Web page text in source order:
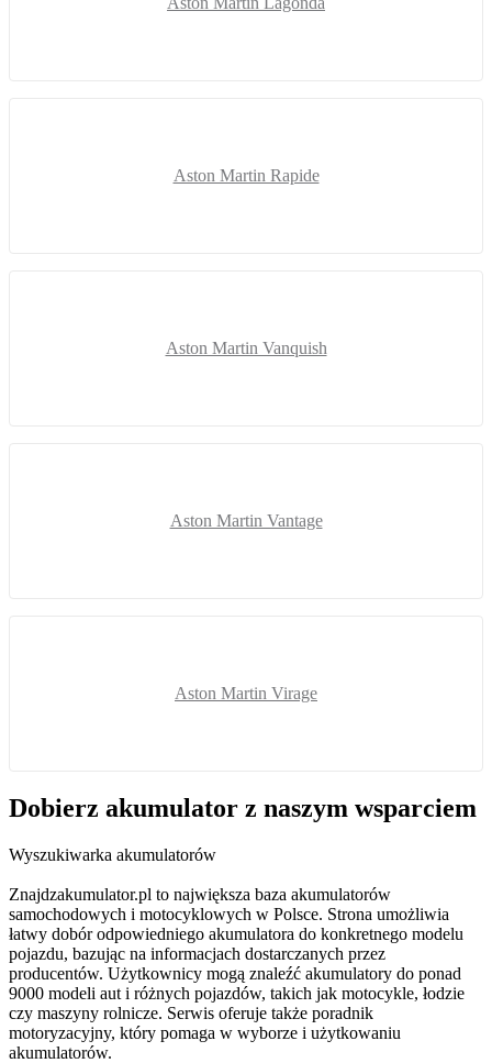
Aston Martin Rapide
Aston Martin Vanquish
Aston Martin Vantage
Aston Martin Virage
Dobierz akumulator z naszym wsparciem
Wyszukiwarka akumulatorów
Znajdzakumulator.pl to największa baza akumulatorów
samochodowych i motocyklowych w Polsce. Strona umożliwia
łatwy dobór odpowiedniego akumulatora do konkretnego modelu
pojazdu, bazując na informacjach dostarczanych przez
producentów. Użytkownicy mogą znaleźć akumulatory do ponad
9000 modeli aut i różnych pojazdów, takich jak motocykle, łodzie
czy maszyny rolnicze. Serwis oferuje także poradnik
motoryzacyjny, który pomaga w wyborze i użytkowaniu
akumulatorów.